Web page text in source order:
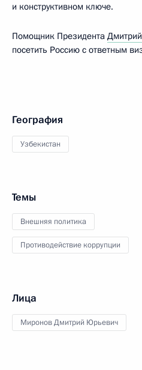
и конструктивном ключе.
Помощник Президента
посетить Россию с ответным
География
Узбекистан
Темы
Внешняя политика
Противодействие коррупции
Лица
Миронов Дмитрий Юрьевич